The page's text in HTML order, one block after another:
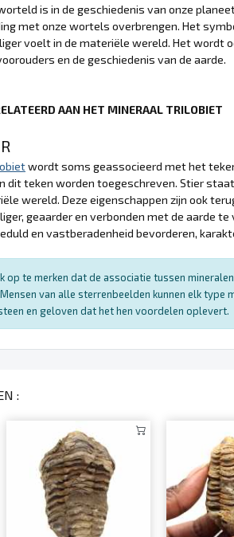
is in de geschiedenis van onze
met onze wortels overbrengen. Het
voelt in de materiële wereld. Het wordt
en de geschiedenis van de aarde.
AAN HET MINERAAL TRILOBIET
wordt soms geassocieerd met het
dit teken worden toegeschreven. Stier
wereld. Deze eigenschappen zijn ook
geaarder en verbonden met de aarde
en vastberadenheid bevorderen,
op te merken dat de associatie tussen
van alle sterrenbeelden kunnen elk
en geloven dat het hen voordelen oplevert.
: